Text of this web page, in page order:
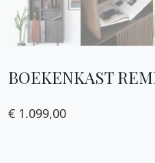
BOEKENKAST
€ 1.099,00